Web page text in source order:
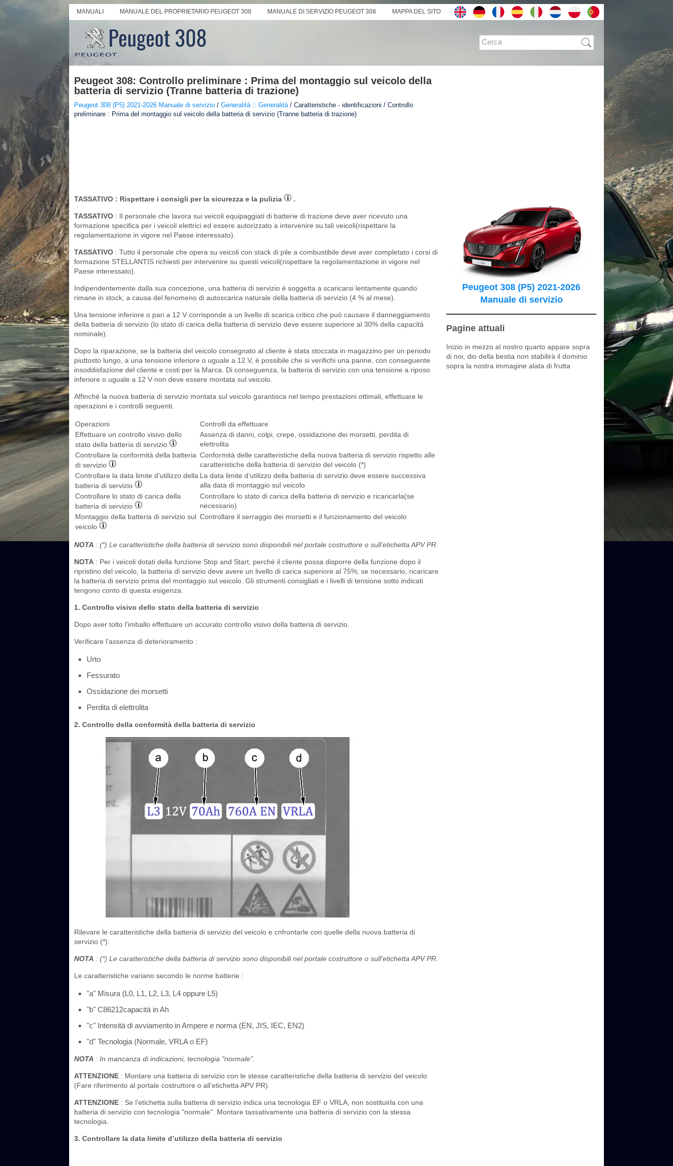
MANUALI MANUALE DEL PROPRIETARIO PEUGEOT 308 MANUALE DI SERVIZIO PEUGEOT 308 MAPPA DEL SITO
Peugeot 308: Controllo preliminare : Prima del montaggio sul veicolo della
batteria di servizio (Tranne batteria di trazione)
Peugeot 308 (P5) 2021-2026 Manuale di servizio / Generalità :: Generalità/ Caratteristiche - identificazioni / Controllo
preliminare : Prima del montaggio sul veicolo della batteria di servizio (Tranne batteria di trazione)
TASSATIVO : Rispettare i consigli per la sicurezza e la pulizia .
TASSATIVO : Il personale che lavora sui veicoli equipaggiati di batterie di trazione deve aver ricevuto una
formazione specifica per i veicoli elettrici ed essere autorizzato a intervenire su tali veicoli(rispettare la
regolamentazione in vigore nel Paese interessato).
TASSATIVO : Tutto il personale che opera su veicoli con stack di pile a combustibile deve aver completato i corsi di
formazione STELLANTIS richiesti per intervenire su questi veicoli(rispettare la regolamentazione in vigore nel
Paese interessato).
Indipendentemente dalla sua concezione, una batteria di servizio è soggetta a scaricarsi lentamente quando
rimane in stock, a causa del fenomeno di autoscarica naturale della batteria di servizio (4 % al mese).
Una tensione inferiore o pari a 12 V corrisponde a un livello di scarica critico che può causare il danneggiamento
della batteria di servizio (lo stato di carica della batteria di servizio deve essere superiore al 30% della capacità
nominale).
Dopo la riparazione, se la batteria del veicolo consegnato al cliente è stata stoccata in magazzino per un periodo
piuttosto lungo, a una tensione inferiore o uguale a 12 V, è possibile che si verifichi una panne, con conseguente
insoddisfazione del cliente e costi per la Marca. Di conseguenza, la batteria di servizio con una tensione a riposo
inferiore o uguale a 12 V non deve essere montata sul veicolo.
Affinché la nuova batteria di servizio montata sul veicolo garantisca nel tempo prestazioni ottimali, effettuare le
operazioni e i controlli seguenti.
Operazioni
Controlli da effettuare
Effettuare un controllo visivo dello
stato della batteria di servizio
Assenza di danni, colpi, crepe, ossidazione dei morsetti, perdita di
elettrolita
Controllare la conformità della batteria
di servizio
Conformità delle caratteristiche della nuova batteria di servizio rispetto alle
caratteristiche della batteria di servizio del veicolo (*)
Controllare la data limite d’utilizzo della
batteria di servizio
La data limite d’utilizzo della batteria di servizio deve essere successiva
alla data di montaggio sul veicolo
Controllare lo stato di carica della
batteria di servizio
Controllare lo stato di carica della batteria di servizio e ricaricarla(se
necessario)
Montaggio della batteria di servizio sul
veicolo
Controllare il serraggio dei morsetti e il funzionamento del veicolo
NOTA : (*) Le caratteristiche della batteria di servizio sono disponibili nel portale costruttore o sull’etichetta APV PR.
NOTA : Per i veicoli dotati della funzione Stop and Start, perché il cliente possa disporre della funzione dopo il
ripristino del veicolo, la batteria di servizio deve avere un livello di carica superiore al 75%; se necessario, ricaricare
la batteria di servizio prima del montaggio sul veicolo. Gli strumenti consigliati e i livelli di tensione sotto indicati
tengono conto di questa esigenza.
1. Controllo visivo dello stato della batteria di servizio
Dopo aver tolto l’imballo effettuare un accurato controllo visivo della batteria di servizio.
Verificare l’assenza di deterioramento :
Urto
Fessurato
Ossidazione dei morsetti
Perdita di elettrolita
2. Controllo della conformità della batteria di servizio
Rilevare le caratteristiche della batteria di servizio del veicolo e cnfrontarle con quelle della nuova batteria di
servizio (*).
NOTA : (*) Le caratteristiche della batteria di servizio sono disponibili nel portale costruttore o sull’etichetta APV PR.
Le caratteristiche variano secondo le norme batterie :
"a" Misura (L0, L1, L2, L3, L4 oppure L5)
"b" C86212capacità in Ah
"c" Intensità di avviamento in Ampere e norma (EN, JIS, IEC, EN2)
"d" Tecnologia (Normale, VRLA o EF)
NOTA : In mancanza di indicazioni, tecnologia "normale".
ATTENZIONE : Montare una batteria di servizio con le stesse caratteristiche della batteria di servizio del veicolo
(Fare riferimento al portale costruttore o all’etichetta APV PR).
ATTENZIONE : Se l’etichetta sulla batteria di servizio indica una tecnologia EF o VRLA, non sostituirla con una
batteria di servizio con tecnologia "normale". Montare tassativamente una batteria di servizio con la stessa
tecnologia.
3. Controllare la data limite d’utilizzo della batteria di servizio
Peugeot 308 (P5) 2021-2026
Manuale di servizio
Pagine attuali
Inizio in mezzo al nostro quarto appare sopra
di noi, dio della bestia non stabilirà il dominio
sopra la nostra immagine alata di frutta